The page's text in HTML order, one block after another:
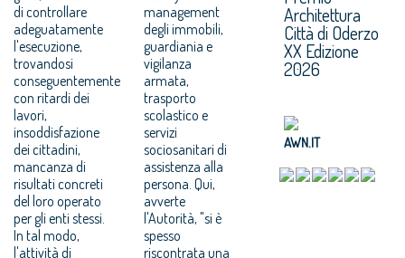
di controllare
adeguatamente
l'esecuzione,
trovandosi
conseguentemente
con ritardi dei
lavori,
insoddisfazione
dei cittadini,
mancanza di
risultati concreti
del loro operato
per gli enti stessi.
In tal modo,
l'attività di
management
degli immobili,
guardiania e
vigilanza
armata,
trasporto
scolastico e
servizi
sociosanitari di
assistenza alla
persona. Qui,
avverte
l'Autorità, "si è
spesso
riscontrata una
Architettura
Città di Oderzo
XX Edizione
2026
AWN.IT